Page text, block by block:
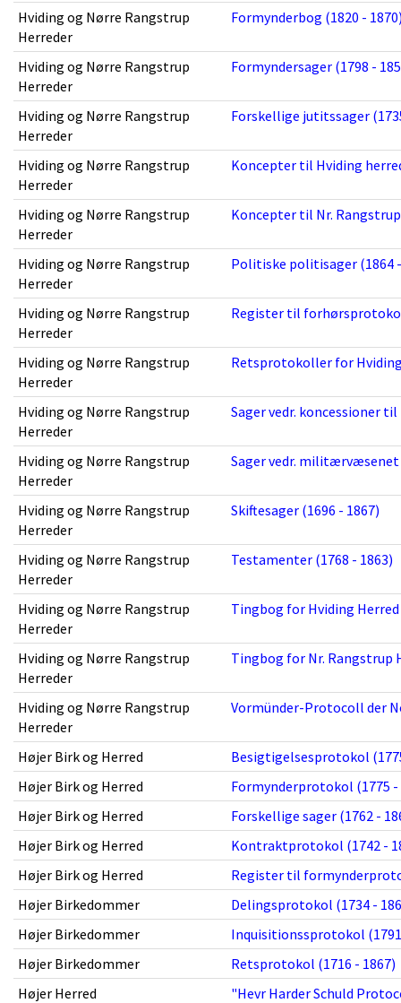
Hviding og Nørre Rangstrup
Herreder
Formynderbog (1820 -
Hviding og Nørre Rangstrup
Herreder
Formyndersager (1798 -
Hviding og Nørre Rangstrup
Herreder
Forskellige jutitssager
Hviding og Nørre Rangstrup
Herreder
Koncepter til Hviding
Hviding og Nørre Rangstrup
Herreder
Koncepter til Nr.
Hviding og Nørre Rangstrup
Herreder
Politiske politisager (1864
Hviding og Nørre Rangstrup
Herreder
Register til
Hviding og Nørre Rangstrup
Herreder
Retsprotokoller for Hviding
Hviding og Nørre Rangstrup
Herreder
Sager vedr. koncessioner
Hviding og Nørre Rangstrup
Herreder
Sager vedr. militærvæsenet
Hviding og Nørre Rangstrup
Herreder
Skiftesager (1696 - 1867)
Hviding og Nørre Rangstrup
Herreder
Testamenter (1768 - 1863)
Hviding og Nørre Rangstrup
Herreder
Tingbog for Hviding Herred
Hviding og Nørre Rangstrup
Herreder
Tingbog for Nr. Rangstrup
Hviding og Nørre Rangstrup
Herreder
Vormünder-Protocoll der
Højer Birk og Herred
Besigtigelsesprotokol
Højer Birk og Herred
Formynderprotokol (1775 -
Højer Birk og Herred
Forskellige sager (1762 -
Højer Birk og Herred
Kontraktprotokol (1742 -
Højer Birk og Herred
Register til
Højer Birkedommer
Delingsprotokol (1734 -
Højer Birkedommer
Inquisitionssprotokol
Højer Birkedommer
Retsprotokol (1716 - 1867)
Højer Herred
"Hevr Harder Schuld